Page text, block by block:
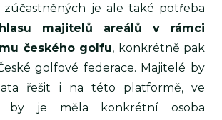
zúčastněných je ale také potřeba
majitelů areálů v rámci
českého golfu, konkrétně pak
golfové federace. Majitelé by
řešit i na této platformě, ve
by je měla konkrétní osoba